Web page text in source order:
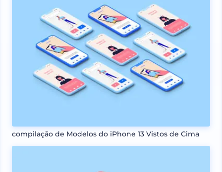
compilação de Modelos do iPhone 13 Vistos de Cima